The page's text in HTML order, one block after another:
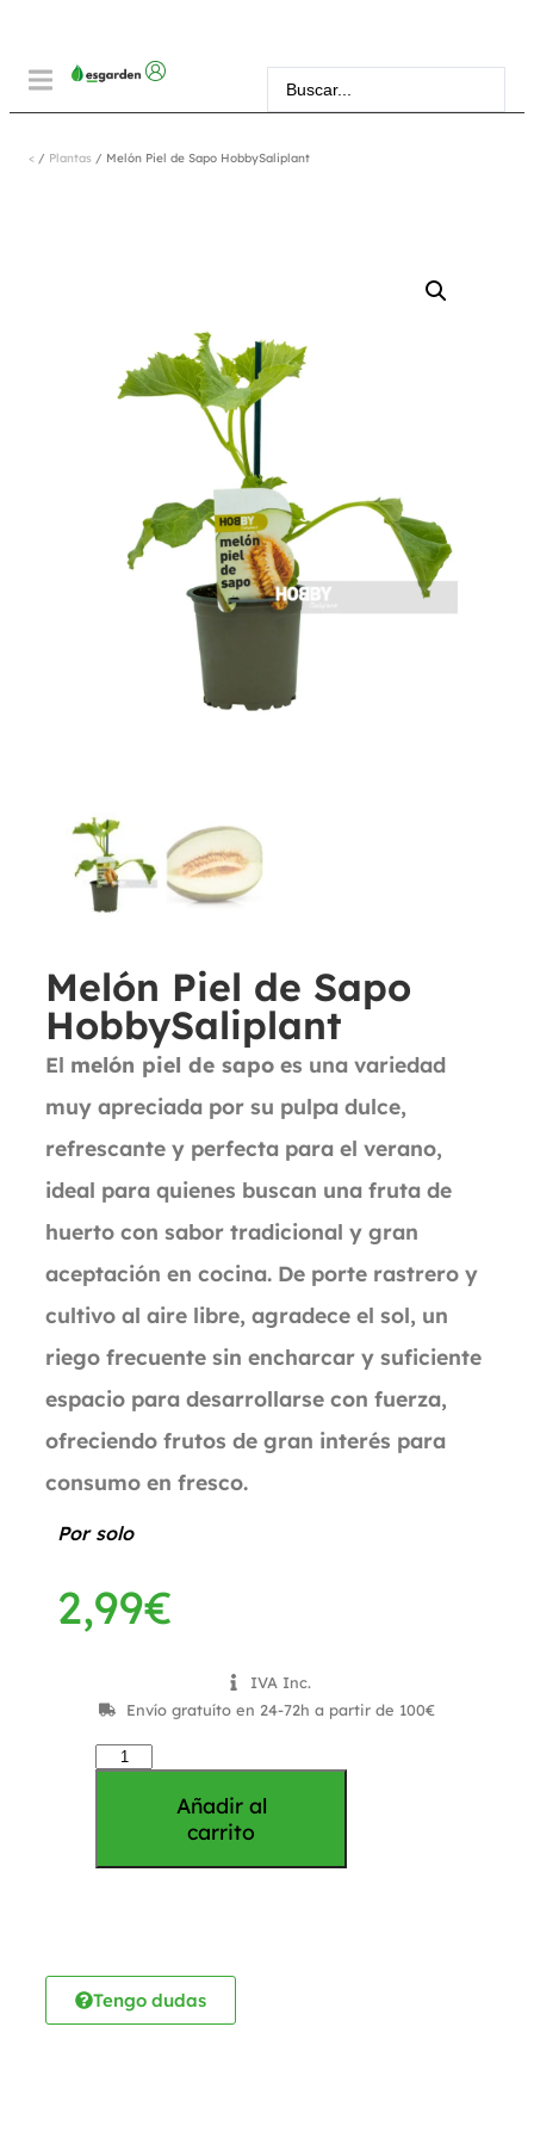
< / Plantas / Melón Piel de Sapo HobbySaliplant
Melón Piel de Sapo
HobbySaliplant
El melón piel de sapo es una variedad
muy apreciada por su pulpa dulce,
refrescante y perfecta para el verano,
ideal para quienes buscan una fruta de
huerto con sabor tradicional y gran
aceptación en cocina. De porte rastrero y
cultivo al aire libre, agradece el sol, un
riego frecuente sin encharcar y suficiente
espacio para desarrollarse con fuerza,
ofreciendo frutos de gran interés para
consumo en fresco.
Por solo
2,99€
IVA Inc.
Envío gratuíto en 24-72h a partir de 100€
Añadir al
carrito
Tengo dudas